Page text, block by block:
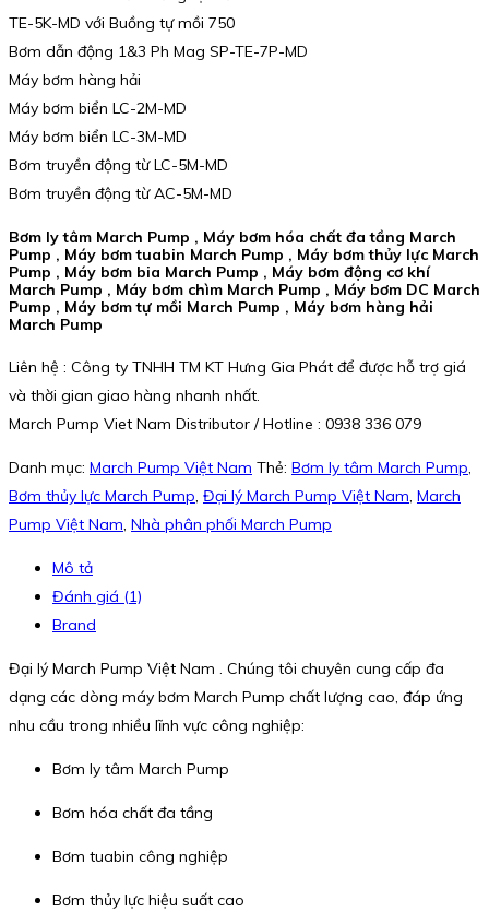
TE-5K-MD với Buồng tự mồi 750
Bơm dẫn động 1&3 Ph Mag SP-TE-7P-MD
Máy bơm hàng hải
Máy bơm biển LC-2M-MD
Máy bơm biển LC-3M-MD
Bơm truyền động từ LC-5M-MD
Bơm truyền động từ AC-5M-MD
Bơm ly tâm March Pump , Máy bơm hóa chất đa tầng March
Pump , Máy bơm tuabin March Pump , Máy bơm thủy lực March
Pump , Máy bơm bia March Pump , Máy bơm động cơ khí
March Pump , Máy bơm chìm March Pump , Máy bơm DC March
Pump , Máy bơm tự mồi March Pump , Máy bơm hàng hải
March Pump
Liên hệ : Công ty TNHH TM KT Hưng Gia Phát để được hỗ trợ giá
và thời gian giao hàng nhanh nhất.
March Pump Viet Nam Distributor / Hotline : 0938 336 079
Danh mục: March Pump Việt Nam Thẻ: Bơm ly tâm March Pump,
Bơm thủy lực March Pump, Đại lý March Pump Việt Nam, March
Pump Việt Nam, Nhà phân phối March Pump
Mô tả
Đánh giá (1)
Brand
Đại lý March Pump Việt Nam . Chúng tôi chuyên cung cấp đa
dạng các dòng máy bơm March Pump chất lượng cao, đáp ứng
nhu cầu trong nhiều lĩnh vực công nghiệp:
Bơm ly tâm March Pump
Bơm hóa chất đa tầng
Bơm tuabin công nghiệp
Bơm thủy lực hiệu suất cao